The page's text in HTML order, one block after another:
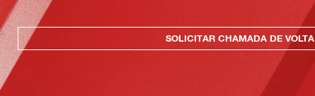
SOLICITAR CHAMADA DE VOLTA